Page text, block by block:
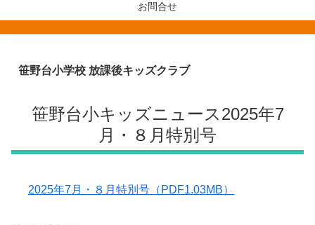
お問合せ
笹野台小学校 放課後キッズクラブ
笹野台小キッズニュース2025年7
月・８月特別号
2025年7月・８月特別号（PDF1.03MB）